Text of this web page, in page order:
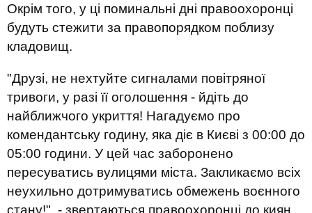
Окрім того, у ці поминальні дні правоохоронці
будуть стежити за правопорядком поблизу
кладовищ.
"Друзі, не нехтуйте сигналами повітряної
тривоги, у разі її оголошення - йдіть до
найближчого укриття! Нагадуємо про
комендантську годину, яка діє в Києві з 00:00 до
05:00 години. У цей час заборонено
пересуватись вулицями міста. Закликаємо всіх
неухильно дотримуватись обмежень воєнного
стану!", - звертаються правоохоронці до киян.